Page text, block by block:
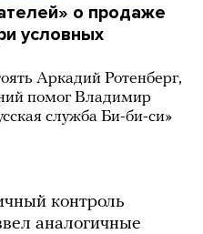
о продаже
условных
Аркадий Ротенберг,
помог Владимир
служба Би-би-си»
контроль
аналогичные